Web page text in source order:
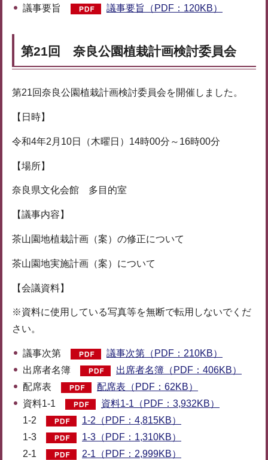
議事要旨 議事要旨（PDF：120KB）
第21回 奈良公園植栽計画検討委員会
第21回奈良公園植栽計画検討委員会を開催しました。
【日時】
令和4年2月10日（木曜日）14時00分～16時00分
【場所】
奈良県文化会館 多目的室
【議事内容】
茶山園地植栽計画（案）の修正について
茶山園地実施計画（案）について
【会議資料】
※資料に使用している写真等を無断で転用しないでくだ
さい。
議事次第
議事次第（PDF：210KB）
出席者名簿
出席者名簿（PDF：406KB）
配席表
配席表（PDF：62KB）
資料1-1
資料1-1（PDF：3,932KB）
1-2
1-2（PDF：4,815KB）
1-3
1-3（PDF：1,310KB）
2-1
2-1（PDF：2,999KB）